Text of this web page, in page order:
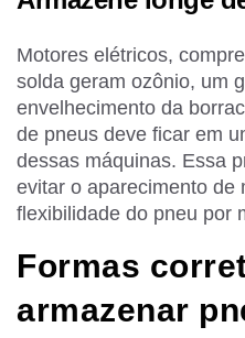
Motores elétricos,
solda geram ozônio, um
envelhecimento da
de pneus deve ficar em
dessas máquinas. Essa
evitar o aparecimento de
flexibilidade do pneu por
Formas
armazenar